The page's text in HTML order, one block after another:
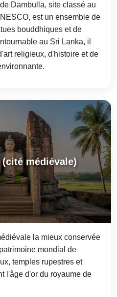
Dambulla, site classé au
est un ensemble de
bouddhiques et de
au Sri Lanka, il
religieux, d'histoire et de
médiévale)
la mieux conservée
mondial de
temples rupestres et
l'âge d'or du royaume de